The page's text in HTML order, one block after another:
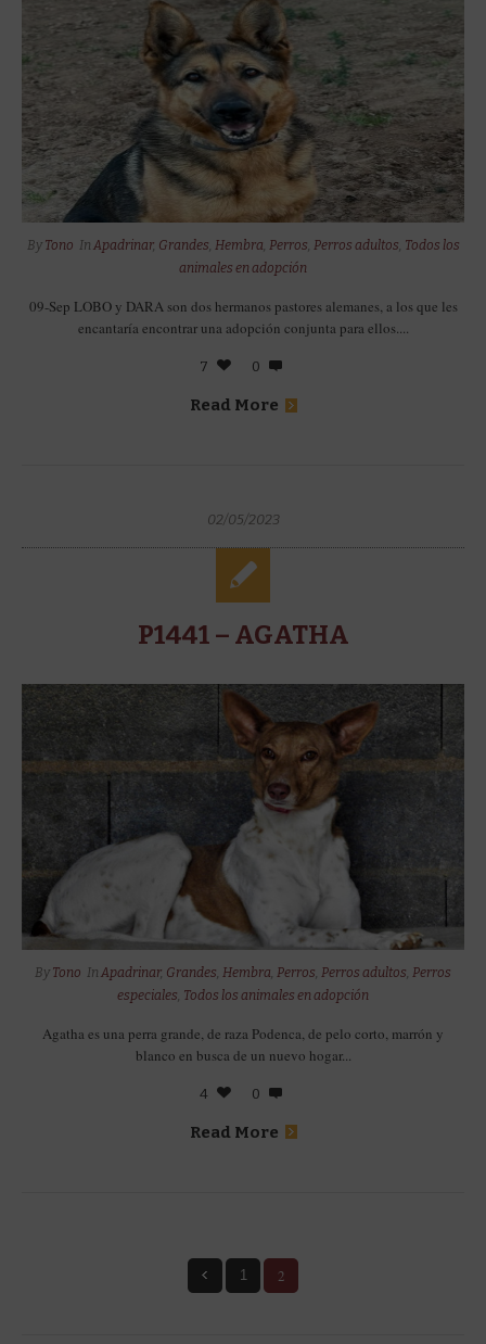
By Tono In Apadrinar, Grandes, Hembra, Perros, Perros adultos, Todos los
animales en adopción
09-Sep LOBO y DARA son dos hermanos pastores alemanes, a los que les
encantaría encontrar una adopción conjunta para ellos....
7 0
Read More
02/05/2023
P1441 – AGATHA
By Tono In Apadrinar, Grandes Hembra Perros Perros adultos Perros
especiales Todos los animales en adopción
Agatha es una perra grande, de raza Podenca, de pelo corto, marrón y
blanco en busca de un nuevo hogar...
4 0
Read More
1 2